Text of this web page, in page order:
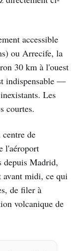
accessible
ou Arrecife, la
30 km à l'ouest
indispensable —
Les
courtes.
de
l'aéroport
depuis Madrid,
avant midi, ce qui
de filer à
volcanique de